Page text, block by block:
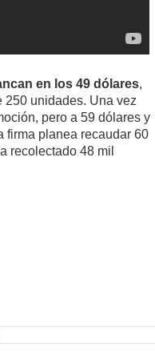
en los 49 dólares,
250 unidades. Una vez
pero a 59 dólares y
firma planea recaudar 60
recolectado 48 mil